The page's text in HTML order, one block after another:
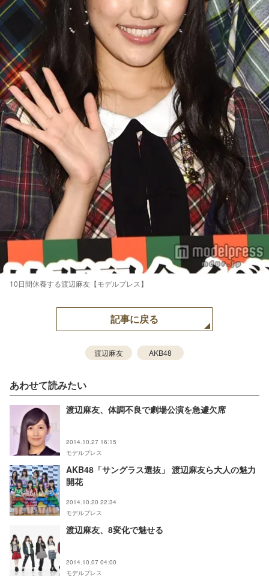
10日間休養する渡辺麻友【モデルプレス】
記事に戻る
渡辺麻友 AKB48
あわせて読みたい
渡辺麻友、体調不良で劇場公演を急遽欠席
2014.10.27 16:15
モデルプレス
AKB48「サングラス選抜」 渡辺麻友ら大人の魅力
開花
2014.10.20 22:34
モデルプレス
渡辺麻友、8変化で魅せる
2014.10.07 04:00
モデルプレス